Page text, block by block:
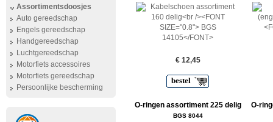
Assortimentsdoosjes
Auto gereedschap
Engels gereedschap
Handgereedschap
Luchtgereedschap
Motorfiets accessoires
Motorfiets gereedschap
Persoonlijke bescherming
€ 12,45
bestel
O-ringen assortiment 225 delig
BGS 8044
O-